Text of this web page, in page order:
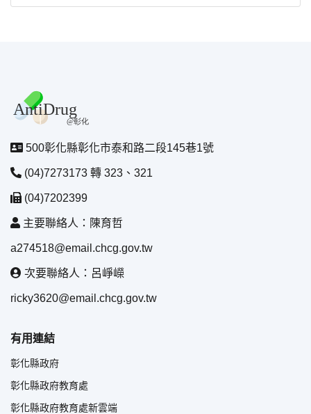
500彰化縣彰化市泰和路二段145巷1號
(04)7273173 轉 323、321
(04)7202399
主要聯絡人：陳育哲
a274518@email.chcg.gov.tw
次要聯絡人：呂崢嶸
ricky3620@email.chcg.gov.tw
有用連結
彰化縣政府
彰化縣政府教育處
彰化縣政府教育處新雲端